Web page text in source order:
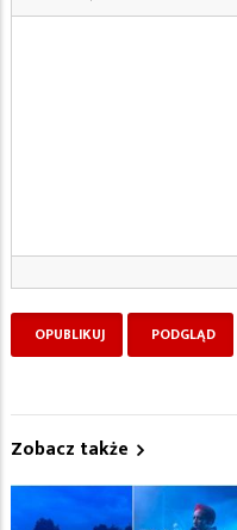
Zobacz także